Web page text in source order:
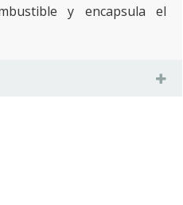
y encapsula el